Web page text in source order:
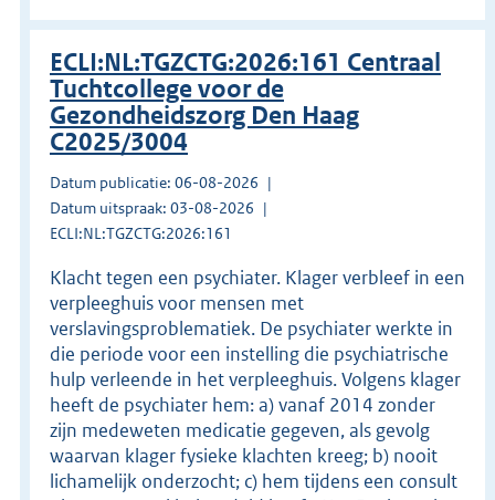
ECLI:NL:TGZCTG:2026:161 Centraal
Tuchtcollege voor de
Gezondheidszorg Den Haag
C2025/3004
Datum publicatie: 06-08-2026
Datum uitspraak: 03-08-2026
ECLI:NL:TGZCTG:2026:161
Klacht tegen een psychiater. Klager verbleef in een
verpleeghuis voor mensen met
verslavingsproblematiek. De psychiater werkte in
die periode voor een instelling die psychiatrische
hulp verleende in het verpleeghuis. Volgens klager
heeft de psychiater hem: a) vanaf 2014 zonder
zijn medeweten medicatie gegeven, als gevolg
waarvan klager fysieke klachten kreeg; b) nooit
lichamelijk onderzocht; c) hem tijdens een consult